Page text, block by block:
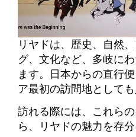
リヤドは、歴史、自然
グ、文化など、多岐に
ます。
日本からの直行
ア最初の訪問地としても
訪れる際には、これらの
ら、リヤドの魅力を存